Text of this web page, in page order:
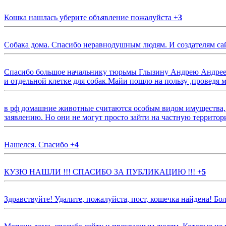
Кошка нашлась уберите объявление пожалуйста +3
Собака дома. Спасибо неравнодушным людям. И создателям
Спасибо большое начальнику тюрьмы Глызину Андрею
и отдельной клетке для собак.Майи пошло на пользу ,проведя
в рф домашние животные считаются особым видом имущества,
заявлению. Но они не могут просто зайти на частную
Нашелся. Спасибо +4
КУЗЮ НАШЛИ !!! СПАСИБО ЗА ПУБЛИКАЦИЮ !!! +5
Здравствуйте! Удалите, пожалуйста, пост, кошечка найдена!